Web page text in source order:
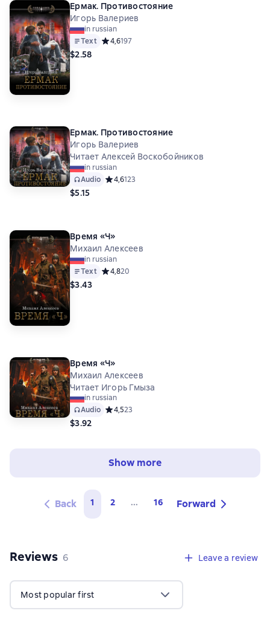
Ермак. Противостояние
Игорь Валериев
in russian
Text Средний рейтинг 4,6 на основе 197 оценок
4,6197
$2.58
Ермак. Противостояние
Игорь Валериев
Читает Алексей Воскобойников
in russian
Audio Средний рейтинг 4,6 на основе 123 оценок
4,6123
$5.15
Время «Ч»
Михаил Алексеев
in russian
Text Средний рейтинг 4,8 на основе 20 оценок
4,820
$3.43
Время «Ч»
Михаил Алексеев
Читает Игорь Гмыза
in russian
Audio Средний рейтинг 4,5 на основе 23 оценок
4,523
$3.92
Show more
Back 1 2 ... 16 Forward
Reviews 6 reviews
6 Leave a review
Most popular first